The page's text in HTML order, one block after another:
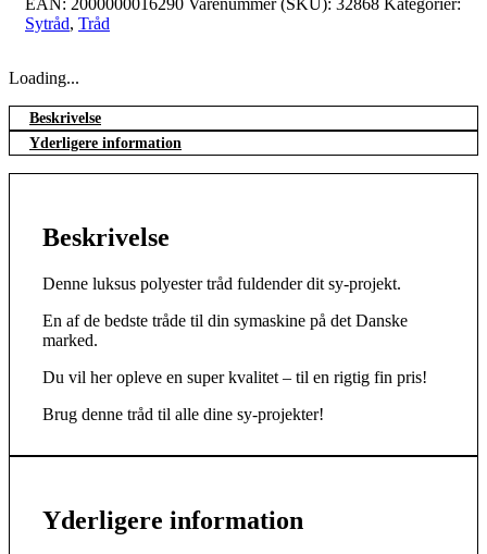
EAN: 2000000016290 Varenummer (SKU): 32868 Kategorier:
Sytråd, Tråd
Loading...
Beskrivelse
Yderligere information
Beskrivelse
Denne luksus polyester tråd fuldender dit sy-projekt.
En af de bedste tråde til din symaskine på det Danske
marked.
Du vil her opleve en super kvalitet – til en rigtig fin pris!
Brug denne tråd til alle dine sy-projekter!
Yderligere information